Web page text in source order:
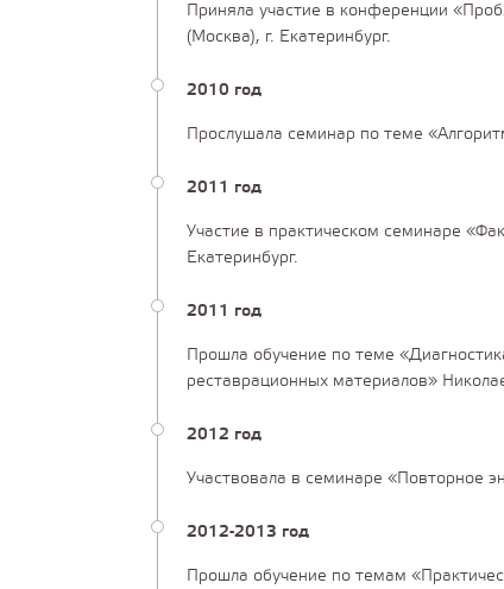
Приняла участие в конференции
(Москва), г. Екатеринбург.
2010 год
Прослушала семинар по теме
2011 год
Участие в практическом семинаре
Екатеринбург.
2011 год
Прошла обучение по теме
реставрационных материалов»
2012 год
Участвовала в семинаре «Повторное
2012-2013 год
Прошла обучение по темам